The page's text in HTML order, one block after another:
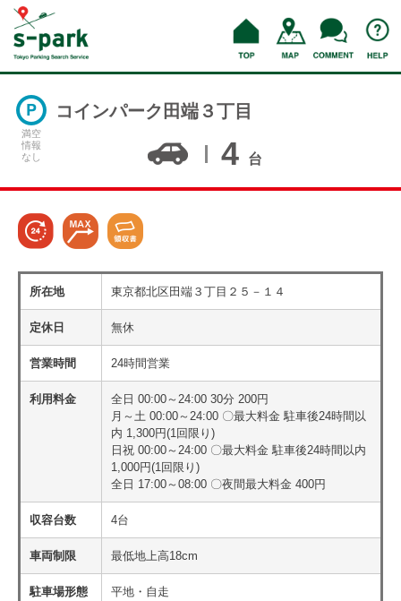
満空
情報
なし
コインパーク田端３丁目
4 台
所在地 東京都北区田端３丁目２５－１４
定休日 無休
営業時間 24時間営業
利用料金
全日 00:00～24:00 30分 200円
月～土 00:00～24:00 〇最大料金 駐車後24時間以
内 1,300円(1回限り)
日祝 00:00～24:00 〇最大料金 駐車後24時間以内
1,000円(1回限り)
全日 17:00～08:00 〇夜間最大料金 400円
収容台数 4台
車両制限 最低地上高18cm
駐車場形態
平地・自走